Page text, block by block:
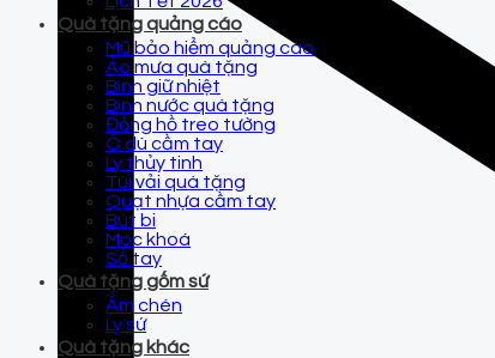
Quà tặng quảng cáo
Mũ bảo hiểm quảng cáo
Áo mưa quà tặng
Bình giữ nhiệt
Bình nước quà tặng
Đồng hồ treo tường
Ô dù cầm tay
Ly thủy tinh
Túi vải quà tặng
Quạt nhựa cầm tay
Bút bi
Móc khoá
Sổ tay
Quà tặng gốm sứ
Ấm chén
Ly sứ
Quà tặng khác